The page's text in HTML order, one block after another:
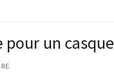
un casque